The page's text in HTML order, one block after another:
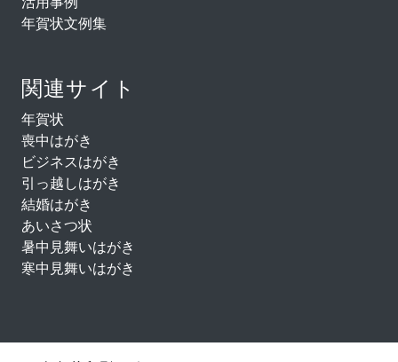
年賀状文例集
関連サイト
年賀状
喪中はがき
ビジネスはがき
引っ越しはがき
結婚はがき
あいさつ状
暑中見舞いはがき
寒中見舞いはがき